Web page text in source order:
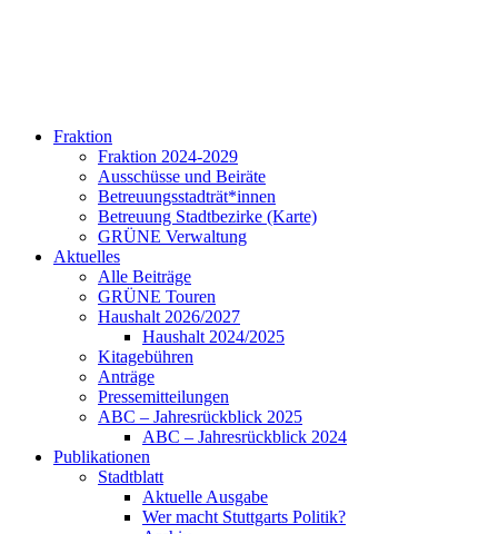
Fraktion
Fraktion 2024-2029
Ausschüsse und Beiräte
Betreuungsstadträt*innen
Betreuung Stadtbezirke (Karte)
GRÜNE Verwaltung
Aktuelles
Alle Beiträge
GRÜNE Touren
Haushalt 2026/2027
Haushalt 2024/2025
Kitagebühren
Anträge
Pressemitteilungen
ABC – Jahresrückblick 2025
ABC – Jahresrückblick 2024
Publikationen
Stadtblatt
Aktuelle Ausgabe
Wer macht Stuttgarts Politik?